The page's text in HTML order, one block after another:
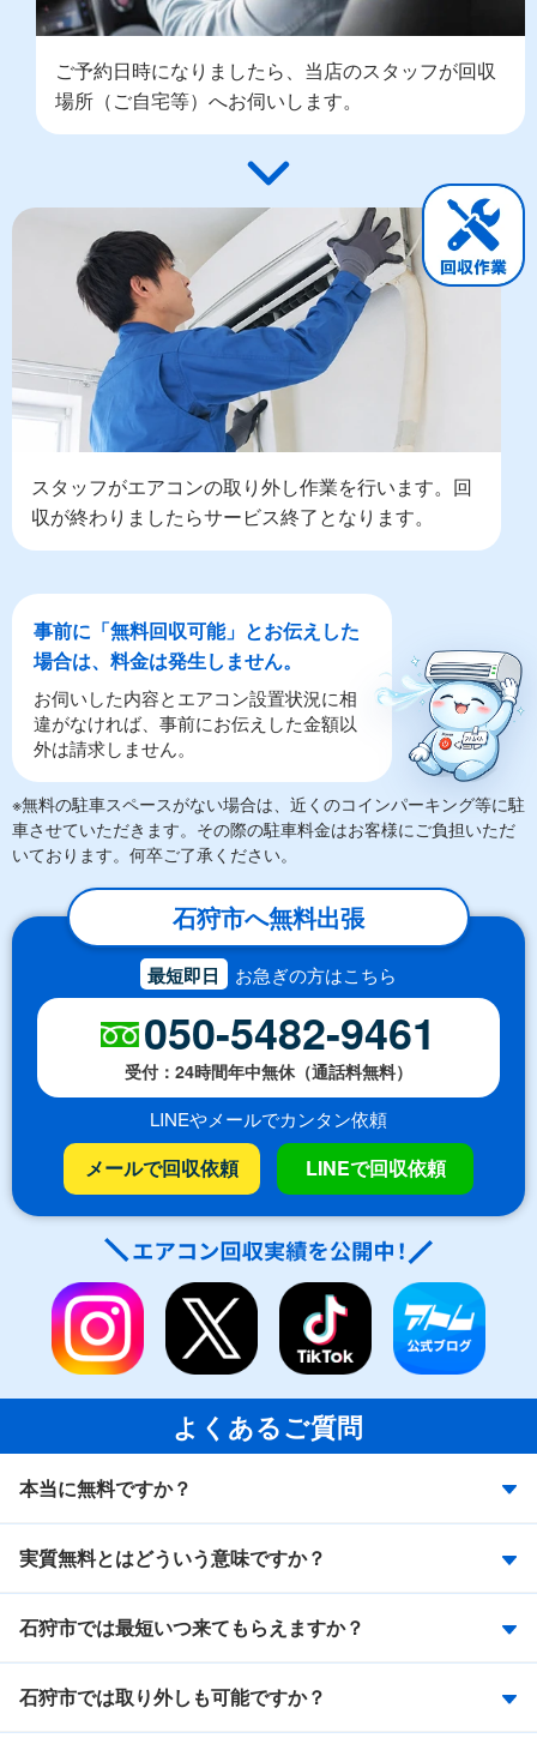
ご予約日時になりましたら、当店のスタッフが回収
場所（ご自宅等）へお伺いします。
スタッフがエアコンの取り外し作業を行います。回
収が終わりましたらサービス終了となります。
事前に「無料回収可能」とお伝えした
場合は、料金は発生しません。
お伺いした内容とエアコン設置状況に相
違がなければ、事前にお伝えした金額以
外は請求しません。
※無料の駐車スペースがない場合は、近くのコインパーキング等に駐
車させていただきます。その際の駐車料金はお客様にご負担いただ
いております。何卒ご了承ください。
石狩市へ無料出張
最短即日 お急ぎの方はこちら
050-5482-9461
受付：24時間年中無休（通話料無料）
LINEやメールでカンタン依頼
メールで回収依頼 LINEで回収依頼
よくあるご質問
本当に無料ですか？
実質無料とはどういう意味ですか？
石狩市では最短いつ来てもらえますか？
石狩市では取り外しも可能ですか？